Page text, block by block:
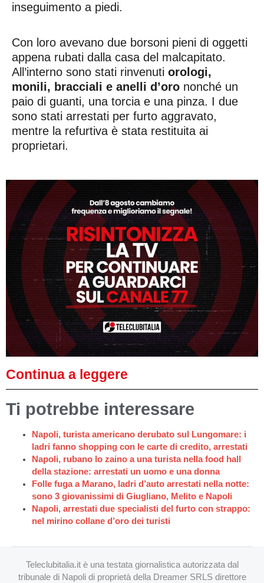
inseguimento a piedi.
Con loro avevano due borsoni pieni di oggetti
appena rubati dalla casa del malcapitato.
All’interno sono stati rinvenuti orologi,
monili, bracciali e anelli d’oro nonché un
paio di guanti, una torcia e una pinza. I due
sono stati arrestati per furto aggravato,
mentre la refurtiva è stata restituita ai
proprietari.
Continua a leggere
Ti potrebbe interessare
Napoli, turista americano derubato sul Lungomare: i
ladri fanno shopping con le carte di credito, arrestati
Napoli, rubano lo zaino a una turista nella food hall
della stazione: arrestati un uomo e una donna
Folle fuga a Marano, ladri d’auto arrestati nella notte:
sono 3 giovanissimi di Giugliano, Melito e Napoli
Napoli, arrestati due specialisti del furto con strappo:
nel mirino collane d’oro dei turisti
Teleclubitalia.it è una testata giornalistica autorizzata dal
tribunale di Napoli di proprietà della Dreamer SRLS direttore